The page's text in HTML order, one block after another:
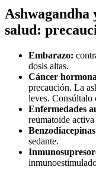
Ashwagandha
salud:
Embarazo:
dosis altas.
Cáncer
precaución. La
leves. Consúltalo
Enfermedades
reumatoide
sedante.